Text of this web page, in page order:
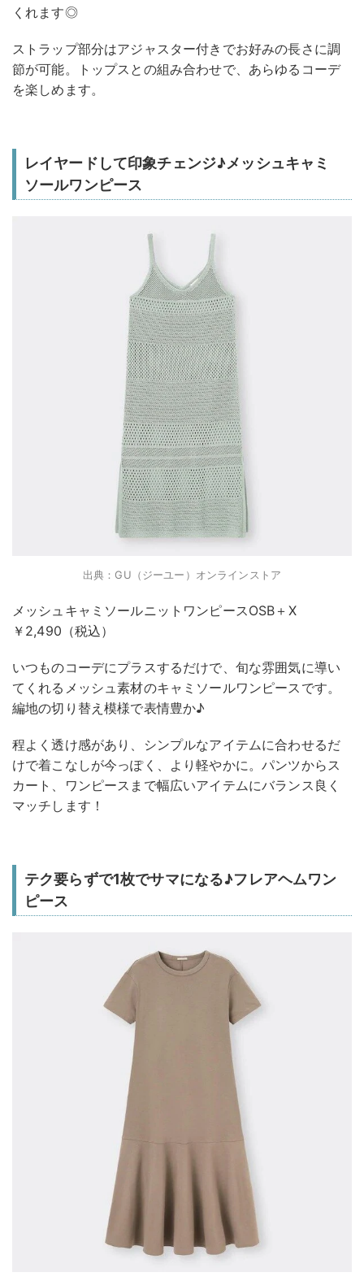
くれます◎
ストラップ部分はアジャスター付きでお好みの長さに調
節が可能。トップスとの組み合わせで、あらゆるコーデ
を楽しめます。
レイヤードして印象チェンジ♪メッシュキャミ
ソールワンピース
出典：GU（ジーユー）オンラインストア
メッシュキャミソールニットワンピースOSB＋X
￥2,490（税込）
いつものコーデにプラスするだけで、旬な雰囲気に導い
てくれるメッシュ素材のキャミソールワンピースです。
編地の切り替え模様で表情豊か♪
程よく透け感があり、シンプルなアイテムに合わせるだ
けで着こなしが今っぽく、より軽やかに。パンツからス
カート、ワンピースまで幅広いアイテムにバランス良く
マッチします！
テク要らずで1枚でサマになる♪フレアヘムワン
ピース